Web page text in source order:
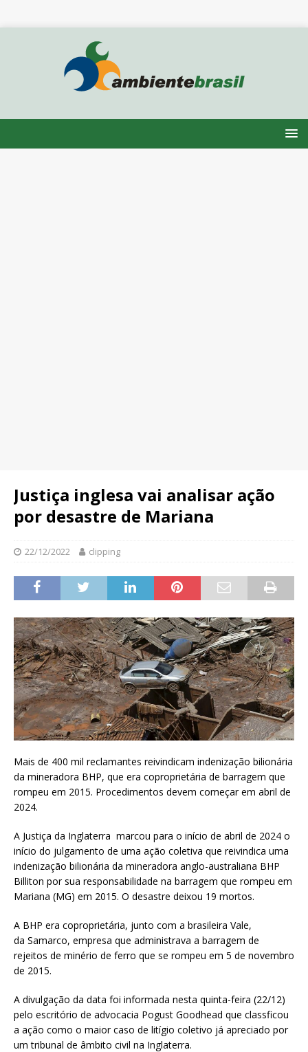
Justiça inglesa vai analisar ação
por desastre de Mariana
22/12/2022 clipping
Mais de 400 mil reclamantes reivindicam indenização bilionária
da mineradora BHP, que era coproprietária de barragem que
rompeu em 2015. Procedimentos devem começar em abril de
2024.
A Justiça da Inglaterra marcou para o início de abril de 2024 o
início do julgamento de uma ação coletiva que reivindica uma
indenização bilionária da mineradora anglo-australiana BHP
Billiton por sua responsabilidade na barragem que rompeu em
Mariana (MG) em 2015. O desastre deixou 19 mortos.
A BHP era coproprietária, junto com a brasileira Vale,
da Samarco, empresa que administrava a barragem de
rejeitos de minério de ferro que se rompeu em 5 de novembro
de 2015.
A divulgação da data foi informada nesta quinta-feira (22/12)
pelo escritório de advocacia Pogust Goodhead que classficou
a ação como o maior caso de litígio coletivo já apreciado por
um tribunal de âmbito civil na Inglaterra.